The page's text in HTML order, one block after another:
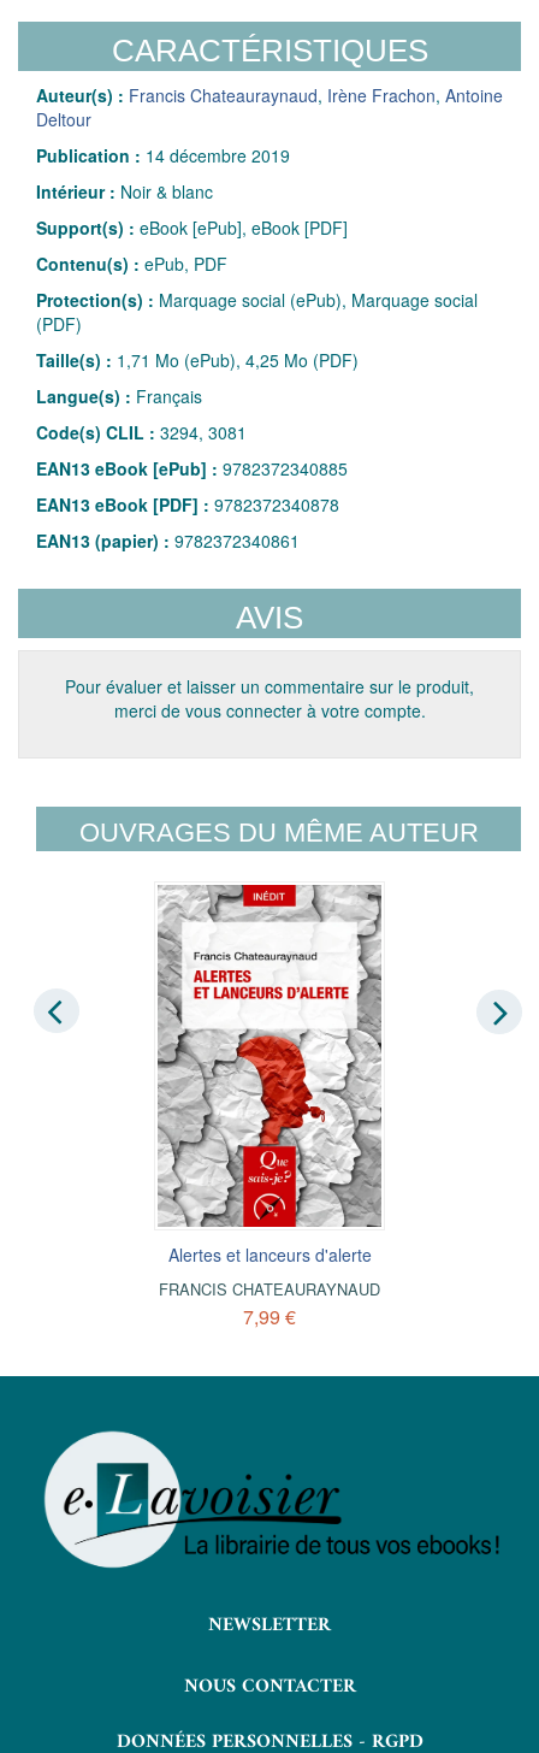
CARACTÉRISTIQUES
Auteur(s) : Francis Chateauraynaud, Irène Frachon, Antoine
Deltour
Publication : 14 décembre 2019
Intérieur : Noir & blanc
Support(s) : eBook [ePub], eBook [PDF]
Contenu(s) : ePub, PDF
Protection(s) : Marquage social (ePub), Marquage social
(PDF)
Taille(s) : 1,71 Mo (ePub), 4,25 Mo (PDF)
Langue(s) : Français
Code(s) CLIL : 3294, 3081
EAN13 eBook [ePub] : 9782372340885
EAN13 eBook [PDF] : 9782372340878
EAN13 (papier) : 9782372340861
AVIS
Pour évaluer et laisser un commentaire sur le produit,
merci de vous connecter à votre compte.
OUVRAGES DU MÊME AUTEUR
Alertes et lanceurs d'alerte
FRANCIS CHATEAURAYNAUD
7,99 €
NEWSLETTER
NOUS CONTACTER
DONNÉES PERSONNELLES - RGPD